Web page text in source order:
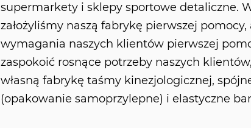
supermarkety i sklepy sportowe detaliczne.
założyliśmy naszą fabrykę pierwszej
wymagania naszych klientów pierwszej
zaspokoić rosnące potrzeby naszych
własną fabrykę taśmy kinezjologicznej,
(opakowanie samoprzylepne) i elastyczne